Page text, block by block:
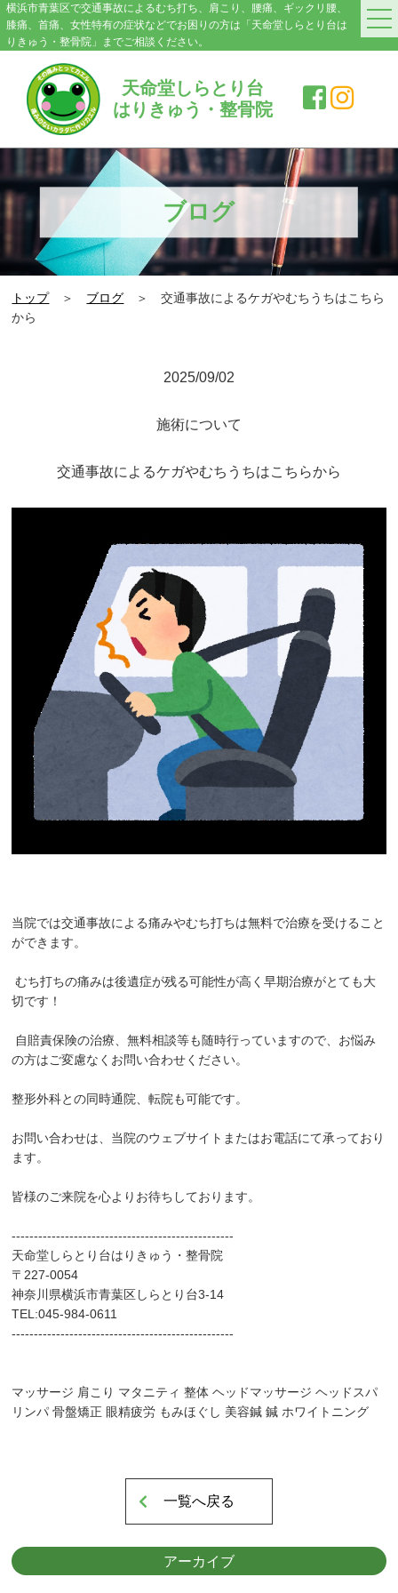
横浜市青葉区で交通事故によるむち打ち、肩こり、腰痛、ギックリ腰、
膝痛、首痛、女性特有の症状などでお困りの方は「天命堂しらとり台は
りきゅう・整骨院」までご相談ください。
天命堂しらとり台
はりきゅう・整骨院
HOME
料金案内
院紹介・アクセス
症状別施術メニュー
交通事故|むち打ち
肩こり
眼精疲労
女性特有の症状
四十肩・五十肩
寝違え
骨盤矯正
鍼灸・美容鍼灸
猫背矯正・姿勢改善
自律神経失調症
求人
ご予約はこちらからも受け付けており
▲AppleStoreはこちらから
▲GooglPlayはこちらから
ブログ
トップ＞ ブログ ＞ 交通事故によるケガやむちうちはこちら
から
2025/09/02
施術について
交通事故によるケガやむちうちはこちらから
当院では交通事故による痛みやむち打ちは無料で治療を受けること
ができます。
むち打ちの痛みは後遺症が残る可能性が高く早期治療がとても大
切です！
自賠責保険の治療、無料相談等も随時行っていますので、お悩み
の方はご変慮なくお問い合わせください。
整形外科との同時通院、転院も可能です。
お問い合わせは、当院のウェブサイトまたはお電話にて承っており
ます。
皆様のご来院を心よりお待ちしております。
--------------------------------------------------
天命堂しらとり台はりきゅう・整骨院
〒227-0054
神奈川県横浜市青葉区しらとり台3-14
TEL:045-984-0611
--------------------------------------------------
マッサージ 肩こり マタニティ 整体 ヘッドマッサージ ヘッドスパ
リンパ 骨盤矯正 眼精疲労 もみほぐし 美容鍼 鍼 ホワイトニング
一覧へ戻る
アーカイブ